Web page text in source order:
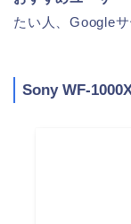
たい人、Google
Sony WF-